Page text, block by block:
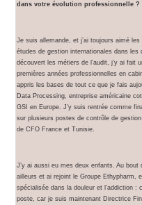
dans votre évolution professionnelle
Je suis allemande, et j’ai toujours aimé
études de gestion internationales dans les
découvert les métiers de l’audit, j’y ai fait
premières années professionnelles en
appris les bases de tout ce que je fais
Data Processing, entreprise américaine
GSI en Europe. J’y suis rentrée comme
sur plusieurs postes de contrôle de
de CFO France et Tunisie.
J’y ai aussi eu mes deux enfants. Au bout
ailleurs et ai rejoint le Groupe Ethypharm,
spécialisée dans la douleur et l’addiction :
poste, car je suis maintenant Directrice